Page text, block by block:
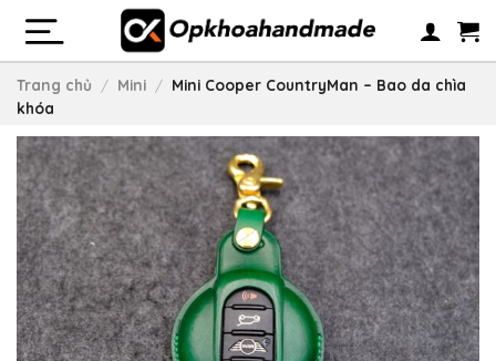
content
Trang chủ / Mini / Mini Cooper CountryMan – Bao da chìa
khóa